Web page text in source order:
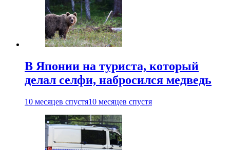
В Японии на туриста, который
делал селфи, набросился медведь
10 месяцев спустя10 месяцев спустя